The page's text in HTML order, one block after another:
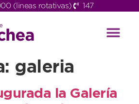
(lineas rotativas) 147
galeria
la Galería